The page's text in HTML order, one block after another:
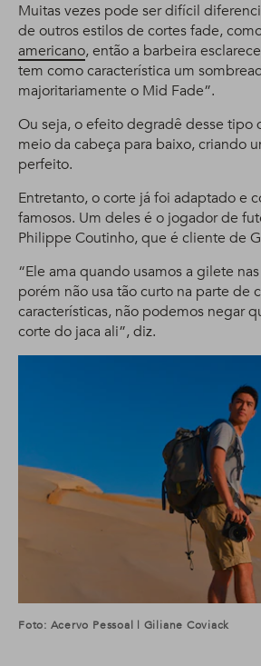
Muitas vezes pode ser difícil
de outros estilos de cortes fade,
americano, então a barbeira
tem como característica um
majoritariamente o Mid Fade”.
Ou seja, o efeito degradê desse tipo
meio da cabeça para baixo, criando
perfeito.
Entretanto, o corte já foi adaptado e
famosos. Um deles é o jogador de
Philippe Coutinho, que é cliente de
“Ele ama quando usamos a gilete
porém não usa tão curto na parte de
características, não podemos negar
corte do jaca ali”, diz.
Foto: Acervo Pessoal | Giliane Coviack